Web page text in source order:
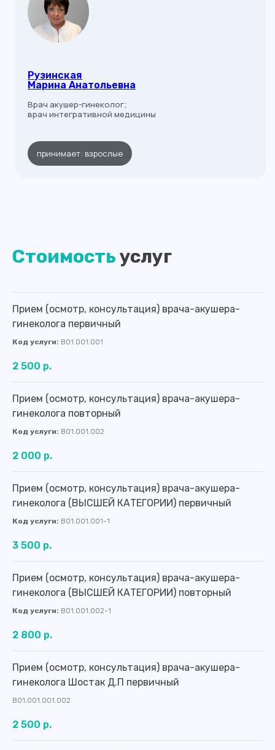
Рузинская
Марина Анатольевна
Врач акушер-гинеколог;
врач интегративной медицины
принимает: взрослые
Стоимостьуслуг
Прием (осмотр, консультация) врача-акушера-
гинеколога первичный
Код услуги: B01.001.001
2 500 р.
Прием (осмотр, консультация) врача-акушера-
гинеколога повторный
Код услуги: B01.001.002
2 000 р.
Прием (осмотр, консультация) врача-акушера-
гинеколога (ВЫСШЕЙ КАТЕГОРИИ) первичный
Код услуги: B01.001.001-1
3 500 р.
Прием (осмотр, консультация) врача-акушера-
гинеколога (ВЫСШЕЙ КАТЕГОРИИ) повторный
Код услуги: B01.001.002-1
2 800 р.
Прием (осмотр, консультация) врача-акушера-
гинеколога Шостак Д.П первичный
В01.001.001.002
2 500 р.
выходной
Контакты